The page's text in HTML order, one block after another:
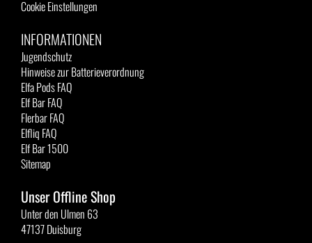
Cookie Einstellungen
INFORMATIONEN
Jugendschutz
Hinweise zur Batterieverordnung
Elfa Pods FAQ
Elf Bar FAQ
Flerbar FAQ
Elfliq FAQ
Elf Bar 1500
Sitemap
Unser Offline Shop
Unter den Ulmen 63
47137 Duisburg